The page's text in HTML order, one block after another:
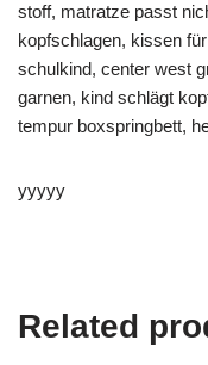
stoff, matratze passt
kopfschlagen, kissen
schulkind, center west
garnen, kind schlägt
tempur boxspringbett,
yyyyy
Related